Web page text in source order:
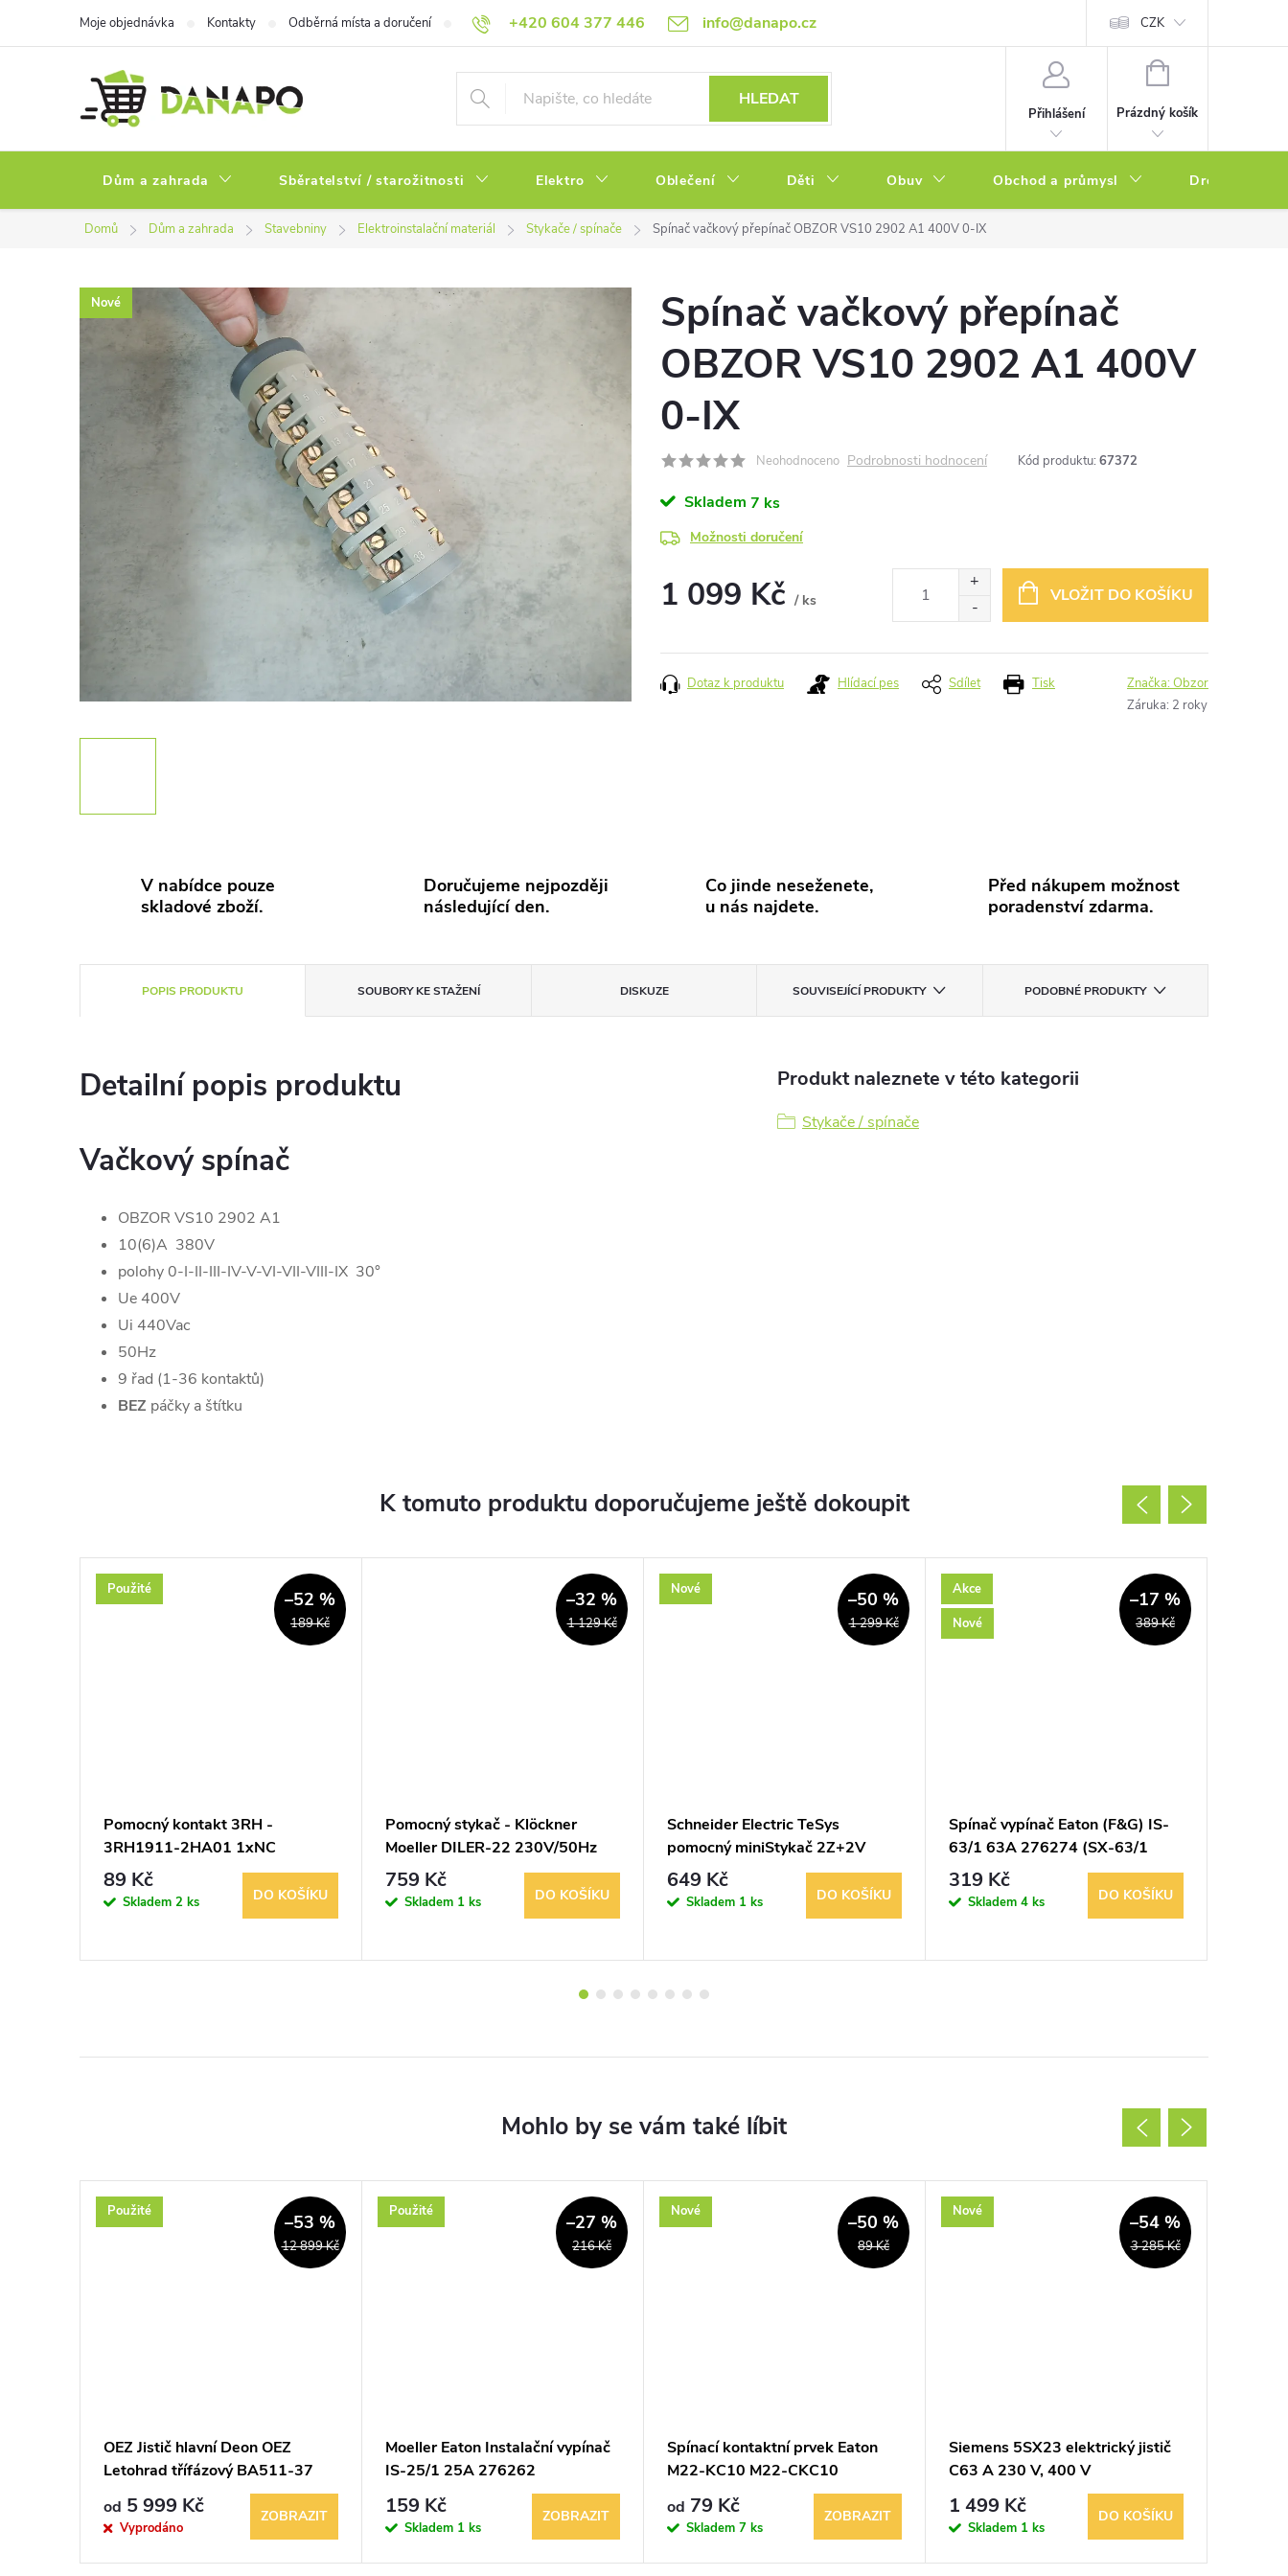
+420 604 377 446 info@danapo.cz
Moje objednávka Kontakty Odběrná místa a doručení Hodnocení obchodu Obchodní podmínky Reklamace a výměna zboží Podmínky ochrany osobních údajů Soubory cookies
CZK
HLEDAT
Přihlášení
NÁKUPNÍ
Prázdný košík
Dům a zahrada Sběratelství / starožitnosti Elektro Oblečení Děti Obuv Obchod a průmysl Drogerie
Domů Dům a zahrada Stavebniny Elektroinstalační materiál Stykače / spínače Spínač vačkový přepínač OBZOR VS10 2902 A1 400V 0-IX
Nové
Spínač vačkový přepínač
OBZOR VS10 2902 A1 400V
0-IX
Neohodnoceno Podrobnosti hodnocení Kód produktu: 67372
Skladem 7 ks
Možnosti doručení
1 099 Kč / ks
VLOŽIT DO KOŠÍKU
Tisk
Dotaz k produktu Hlídací pes Sdílet Značka:Obzor
Záruka: 2 roky
V nabídce pouze
skladové zboží.
Doručujeme nejpozději
následující den.
Co jinde neseženete,
u nás najdete.
Před nákupem možnost
poradenství zdarma.
POPIS PRODUKTU SOUBORY KE STAŽENÍ DISKUZE SOUVISEJÍCÍ PRODUKTY PODOBNÉ PRODUKTY
Detailní popis produktu
Vačkový spínač
OBZOR VS10 2902 A1
10(6)A 380V
polohy 0-I-II-III-IV-V-VI-VII-VIII-IX 30°
Ue 400V
Ui 440Vac
50Hz
9 řad (1-36 kontaktů)
BEZ páčky a štítku
Produkt naleznete v této kategorii
Stykače / spínače
K tomuto produktu doporučujeme ještě dokoupit
Použité
189 Kč
–52 %
Pomocný kontakt 3RH -
3RH1911-2HA01 1xNC
89 Kč
Skladem 2 ks DO KOŠÍKU
1 129 Kč
–32 %
Pomocný stykač - Klöckner
Moeller DILER-22 230V/50Hz
759 Kč
Skladem 1 ks DO KOŠÍKU
Nové
1 299 Kč
–50 %
Schneider Electric TeSys
pomocný miniStykač 2Z+2V
48VDC CA3KN22ED
649 Kč
Skladem 1 ks DO KOŠÍKU
Akce
Nové
389 Kč
–17 %
Spínač vypínač Eaton (F&G) IS-
63/1 63A 276274 (SX-63/1
nebo S63)
319 Kč
Skladem 4 ks DO KOŠÍKU
Použité
12 899 Kč
–53 %
OEZ Jistič hlavní Deon OEZ
Letohrad třífázový BA511-37
250, 400A před elektroměr
od 5 999 Kč
Vyprodáno
ZOBRAZIT
Použité
216 Kč
–27 %
Moeller Eaton Instalační vypínač
IS-25/1 25A 276262
159 Kč
Skladem 1 ks
ZOBRAZIT
Nové
89 Kč
–50 %
Spínací kontaktní prvek Eaton
M22-KC10 M22-CKC10
od 79 Kč
Skladem 7 ks
ZOBRAZIT
Nové
3 285 Kč
–54 %
Siemens 5SX23 elektrický jistič
C63 A 230 V, 400 V
1 499 Kč
Skladem 1 ks
DO KOŠÍKU